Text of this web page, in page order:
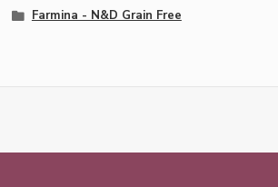
Farmina - N&D Grain Free